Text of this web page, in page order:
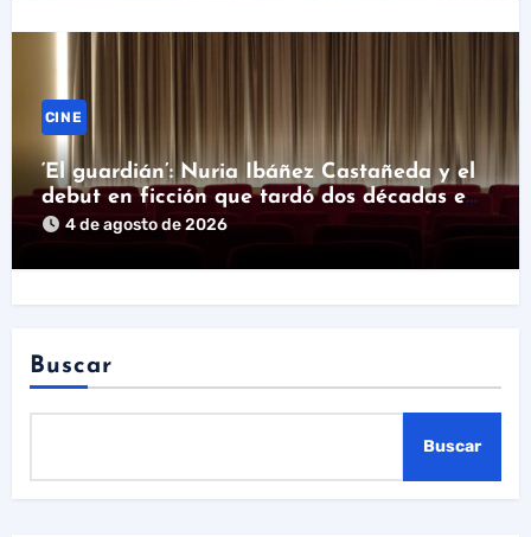
CINE
‘El guardián’: Nuria Ibáñez Castañeda y el
debut en ficción que tardó dos décadas en
llegar
4 de agosto de 2026
Buscar
Buscar